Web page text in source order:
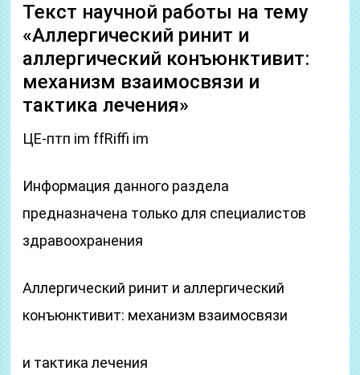
Текст научной работы на тему
«Аллергический ринит и
аллергический конъюнктивит:
механизм взаимосвязи и
тактика лечения»
ЦЕ-птп im ffRiffi im
Информация данного раздела
предназначена только для специалистов
здравоохранения
Аллергический ринит и аллергический
конъюнктивит: механизм взаимосвязи
и тактика лечения